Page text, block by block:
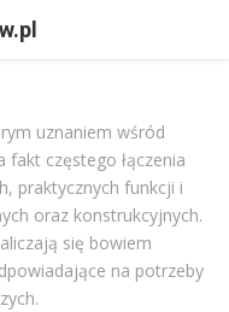
uznaniem wśród
fakt częstego łączenia
praktycznych funkcji i
oraz konstrukcyjnych.
się bowiem
na potrzeby